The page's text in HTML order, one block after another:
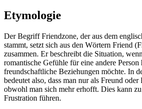
Etymologie
Der Begriff Friendzone, der aus dem
stammt, setzt sich aus den Wörtern Friend
zusammen. Er beschreibt die Situation,
romantische Gefühle für eine andere Person
freundschaftliche Beziehungen möchte. In
bedeutet also, dass man nur als Freund
obwohl man sich mehr erhofft. Dies kann
Frustration führen.